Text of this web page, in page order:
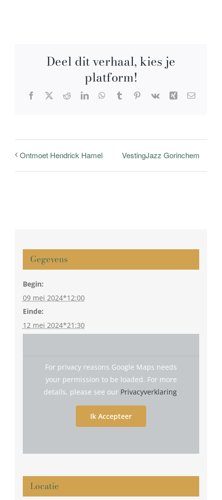
Deel dit verhaal, kies je
platform!
Facebook
X RedditLinkedInWhatsApp
TumblrPinterest
Vk Xing E-
Ontmoet Hendrick Hamel VestingJazz Gorinchem
Gegevens
Begin:
09 mei 2024*12:00
Einde:
12 mei 2024*21:30
Locatie
For privacy reasons Google Maps needs
your permission to be loaded. For more
details, please see our Privacyverklaring.
Ik Accepteer